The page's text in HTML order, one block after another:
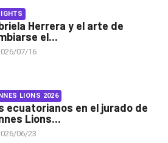
Herrera y el arte de
el...
07/16
LIONS 2026
ecuatorianos en el jurado de
Lions...
06/23